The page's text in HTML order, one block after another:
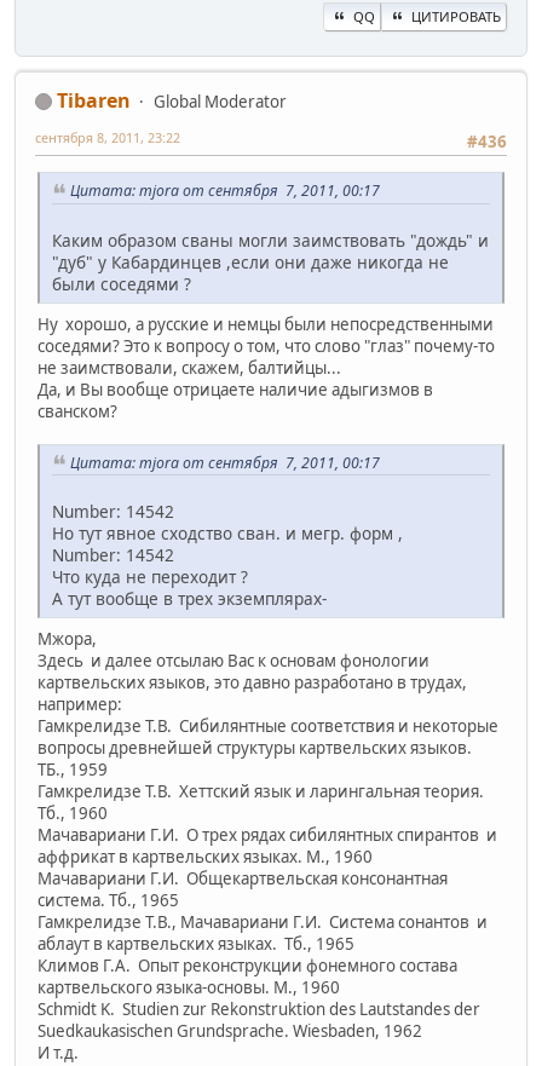
QQ ЦИТИРОВАТЬ
Tibaren
Global Moderator
#436
сентября 8, 2011, 23:22
Цитата: mjora от сентября 7, 2011, 00:17
Каким образом сваны могли заимствовать "дождь" и
"дуб" у Кабардинцев ,если они даже никогда не
были соседями ?
Ну хорошо, а русские и немцы были непосредственными
соседями? Это к вопросу о том, что слово "глаз" почему-то
не заимствовали, скажем, балтийцы...
Да, и Вы вообще отрицаете наличие адыгизмов в
сванском?
Цитата: mjora от сентября 7, 2011, 00:17
Number: 14542
Но тут явное сходство сван. и мегр. форм ,
Number: 14542
Что куда не переходит ?
А тут вообще в трех экземплярах-
Мжора,
Здесь и далее отсылаю Вас к основам фонологии
картвельских языков, это давно разработано в трудах,
например:
Гамкрелидзе Т.В. Сибилянтные соответствия и некоторые
вопросы древнейшей структуры картвельских языков.
ТБ., 1959
Гамкрелидзе Т.В. Хеттский язык и ларингальная теория.
Тб., 1960
Мачавариани Г.И. О трех рядах сибилянтных спирантов и
аффрикат в картвельских языках. М., 1960
Мачавариани Г.И. Общекартвельская консонантная
система. Тб., 1965
Гамкрелидзе Т.В., Мачавариани Г.И. Система сонантов и
аблаут в картвельских языках. Тб., 1965
Климов Г.А. Опыт реконструкции фонемного состава
картвельского языка-основы. М., 1960
Schmidt K. Studien zur Rekonstruktion des Lautstandes der
Suedkaukasischen Grundsprache. Wiesbaden, 1962
И т.д.